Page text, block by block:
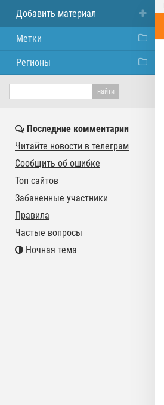
Добавить материал
Метки
Регионы
Последние комментарии
Читайте новости в телеграм
Сообщить об ошибке
Топ сайтов
Забаненные участники
Правила
Частые вопросы
Ночная тема